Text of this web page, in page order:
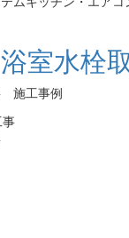
室水栓
施工事例